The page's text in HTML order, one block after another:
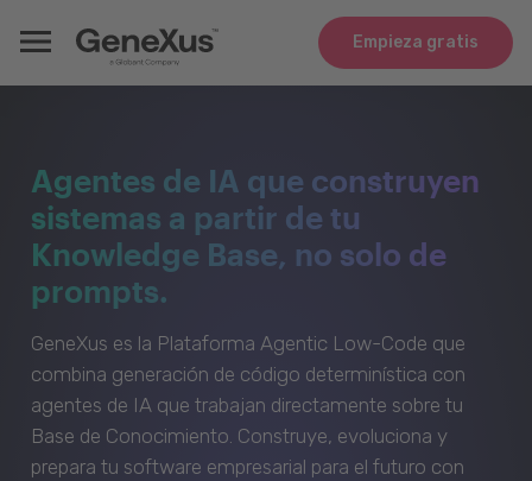
Empieza gratis
Agentes de IA que construyen
sistemas a partir de tu
Knowledge Base, no solo de
prompts.
GeneXus es la Plataforma Agentic Low-Code que
combina generación de código determinística con
agentes de IA que trabajan directamente sobre tu
Base de Conocimiento. Construye, evoluciona y
prepara tu software empresarial para el futuro con